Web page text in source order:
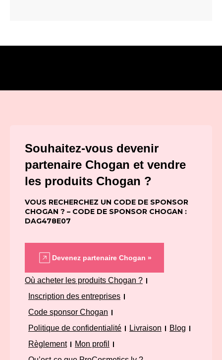
Souhaitez-vous devenir
partenaire Chogan et vendre
les produits Chogan ?
VOUS RECHERCHEZ UN CODE DE SPONSOR
CHOGAN ? – CODE DE SPONSOR CHOGAN :
DAG478E07
Devenez partenaire Chogan »
Où acheter les produits Chogan ?
Inscription des entreprises
Code sponsor Chogan
Politique de confidentialité
Livraison
Blog
Règlement
Mon profil